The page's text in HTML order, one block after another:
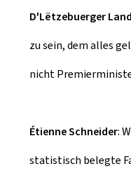
m
D'Lëtzebuerger Land
zu sein, dem alles
nicht
Étienne Schneider:
statistisch belegte